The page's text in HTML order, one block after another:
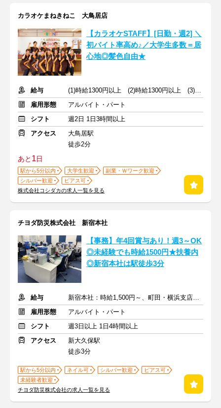
カラオケまねきねこ 大鳥居店
【カラオケSTAFF】[日勤・週2] ＼
初バイト率高め♪／大学生多数＝居
心地◎髪色自由★
給与
(1)時給1300円以上 (2)時給1300円以上 (3)時給1300円以上
雇用形態
アルバイト・パート
シフト
週2日 1日3時間以上
アクセス
大鳥居駅
徒歩2分
あと 1日
駅から5分以内 大学生歓迎
副業・Ｗワーク歓迎
シルバー歓迎
ピアス可
株式会社コシダカの求人一覧を見る
チヨダ防災株式会社 新宿本社
【事務】年4回賞与あり！週3～OK
◎未経験でも時給1500円★扶養内
◎新宿本社は駅徒歩3分
給与
新宿本社：時給1,500円～、町田・横浜支店：時給1,400円～
雇用形態
アルバイト・パート
シフト
週3日以上 1日4時間以上
アクセス
新大久保駅
徒歩3分
駅から5分以内 ネイル可 シルバー歓迎
ピアス可
未経験者歓迎
チヨダ防災株式会社の求人一覧を見る